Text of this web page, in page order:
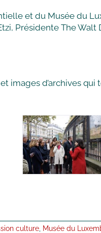
et du Musée du
Présidente The
images d’archives
culture Musée du